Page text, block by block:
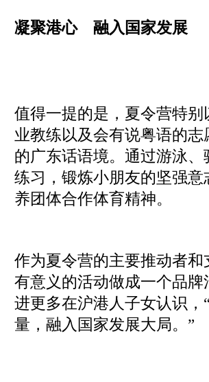
凝聚港心 融入国家发展
值得一提的是，夏令营特
业教练以及会有说粤语的
的广东话语境。通过游泳
练习，锻炼小朋友的坚强
养团体合作体育精神。
作为夏令营的主要推动者
有意义的活动做成一个品
进更多在沪港人子女认识
量，融入国家发展大局。”